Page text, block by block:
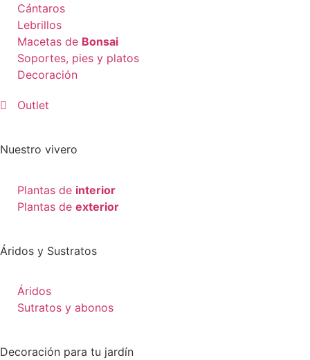
Cántaros
Lebrillos
Macetas de Bonsai
Soportes, pies y platos
Decoración
Outlet
Nuestro vivero
Plantas de interior
Plantas de exterior
Áridos y Sustratos
Áridos
Sutratos y abonos
Decoración para tu jardín